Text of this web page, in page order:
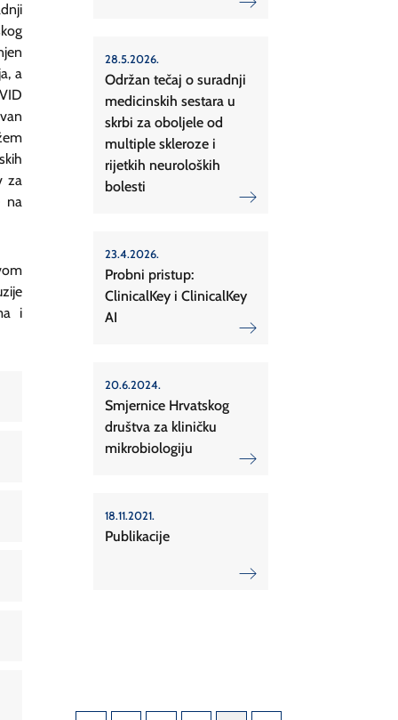
a
za
na
i
28.5.2026.
Održan tečaj o suradnji
medicinskih sestara u
skrbi za oboljele od
multiple skleroze i
rijetkih neuroloških
bolesti
23.4.2026.
Probni pristup:
ClinicalKey i ClinicalKey
AI
20.6.2024.
Smjernice Hrvatskog
društva za kliničku
mikrobiologiju
18.11.2021.
Publikacije